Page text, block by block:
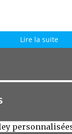
Lire la suite